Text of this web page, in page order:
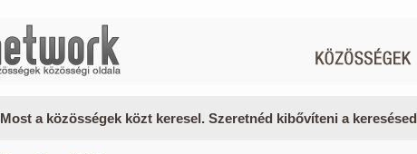
Most a közösségek közt keresel. Szeretnéd kibővíteni a keresésed